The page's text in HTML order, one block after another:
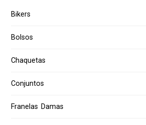
Bikers
Bolsos
Chaquetas
Conjuntos
Franelas Damas